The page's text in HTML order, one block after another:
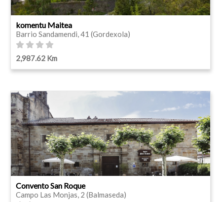
komentu Maitea
Barrio Sandamendi, 41 (Gordexola)
2,987.62 Km
Convento San Roque
Campo Las Monjas, 2 (Balmaseda)